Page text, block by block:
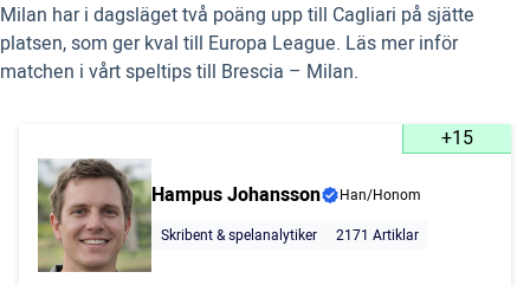
Milan har i dagsläget två poäng upp till Cagliari på sjätte
platsen, som ger kval till Europa League. Läs mer inför
matchen i vårt speltips till Brescia – Milan.
+15
Hampus Johansson
Han/Honom
Skribent & spelanalytiker
2171 Artiklar